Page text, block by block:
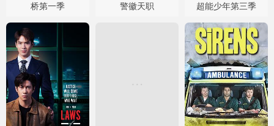
桥第一季 警徽天职 超能少年第三季